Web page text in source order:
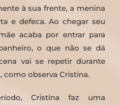
à sua frente, a menina
e defeca. Ao chegar seu
acaba por entrar para
o que não se dá
vai se repetir durante
como observa Cristina.
Cristina faz uma